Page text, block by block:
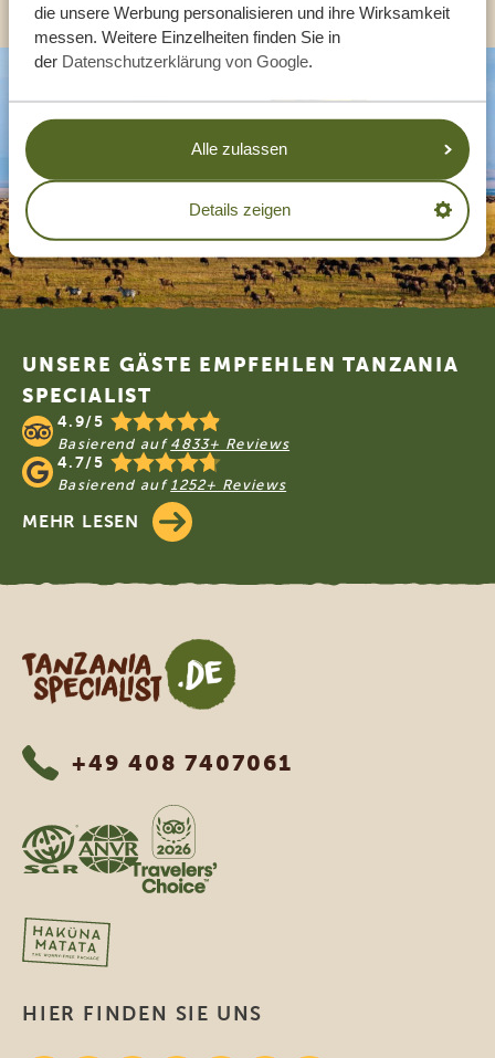
die unsere Werbung personalisieren und ihre Wirksamkeit
messen. Weitere Einzelheiten finden Sie in
der Datenschutzerklärung von Google.
Alle zulassen
Details zeigen
Footer
UNSERE GÄSTE EMPFEHLEN TANZANIA
SPECIALIST
4.9/5
Basierend auf 4833+ Reviews
4.7/5
Basierend auf 1252+ Reviews
MEHR LESEN
Tanzania Specialist
+49 408 7407061
HIER FINDEN SIE UNS